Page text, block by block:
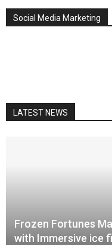
Social Media Marketing
LATEST NEWS
Frozen Fortunes
with Immersive ice